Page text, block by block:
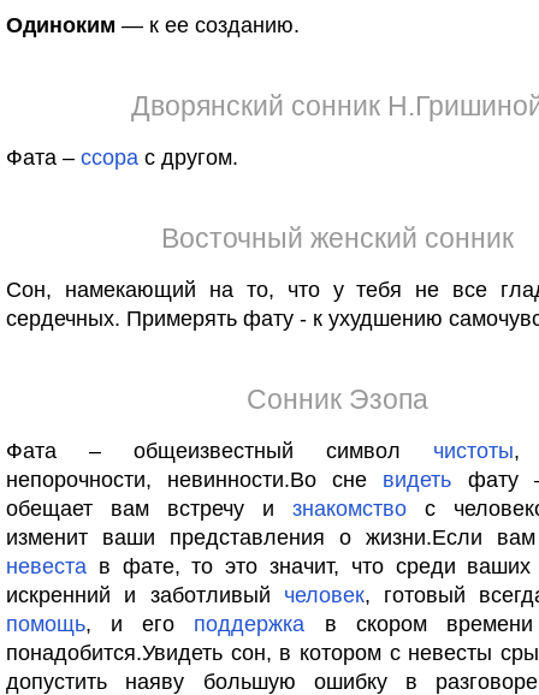
Одиноким — к ее созданию.
Дворянский сонник
Фата – ссора с другом.
Восточный женский сонник
Сон, намекающий на то, что у тебя не все
сердечных. Примерять фату - к ухудшению
Сонник Эзопа
Фата – общеизвестный символ чистоты,
непорочности, невинности.Во сне видеть фату
обещает вам встречу и знакомство с
изменит ваши представления о жизни.Если вам
невеста в фате, то это значит, что среди
искренний и заботливый человек, готовый
помощь, и его поддержка в скором
понадобится.Увидеть сон, в котором с невесты
допустить наяву большую ошибку в